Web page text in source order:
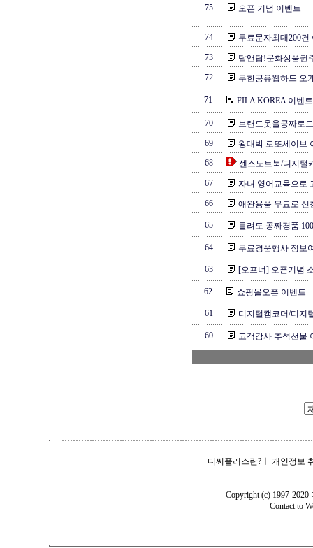
75 오픈 기념 이벤트
74
무료문자최대200
73
탑앤탑!문화상품권
72
무한공유웹하드 오
71 FILA KOREA 이벤
70
브랜드옷을공짜로
69
왕대박 로또세이브
68
센스노트북/디지털
67
자녀 영어교육으로
66
애완용품 무료로
65 틀려도 공짜경품
64 무료경품행사 정보
63 [오프너] 오픈기념
62 쇼핑몰오픈 이벤트
61 디지털캠코더/디
60 고객감사 추석선물
디씨플러스란? 개인정보
Copyright (c) 1997-
Contact to